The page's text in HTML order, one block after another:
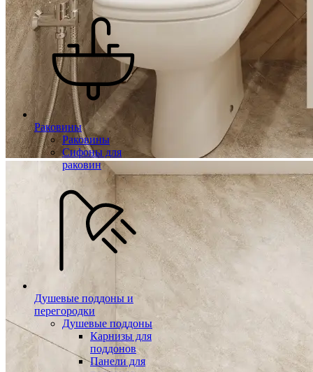
Раковины
Раковины
Сифоны для
раковин
Душевые поддоны и
перегородки
Душевые поддоны
Карнизы для
поддонов
Панели для